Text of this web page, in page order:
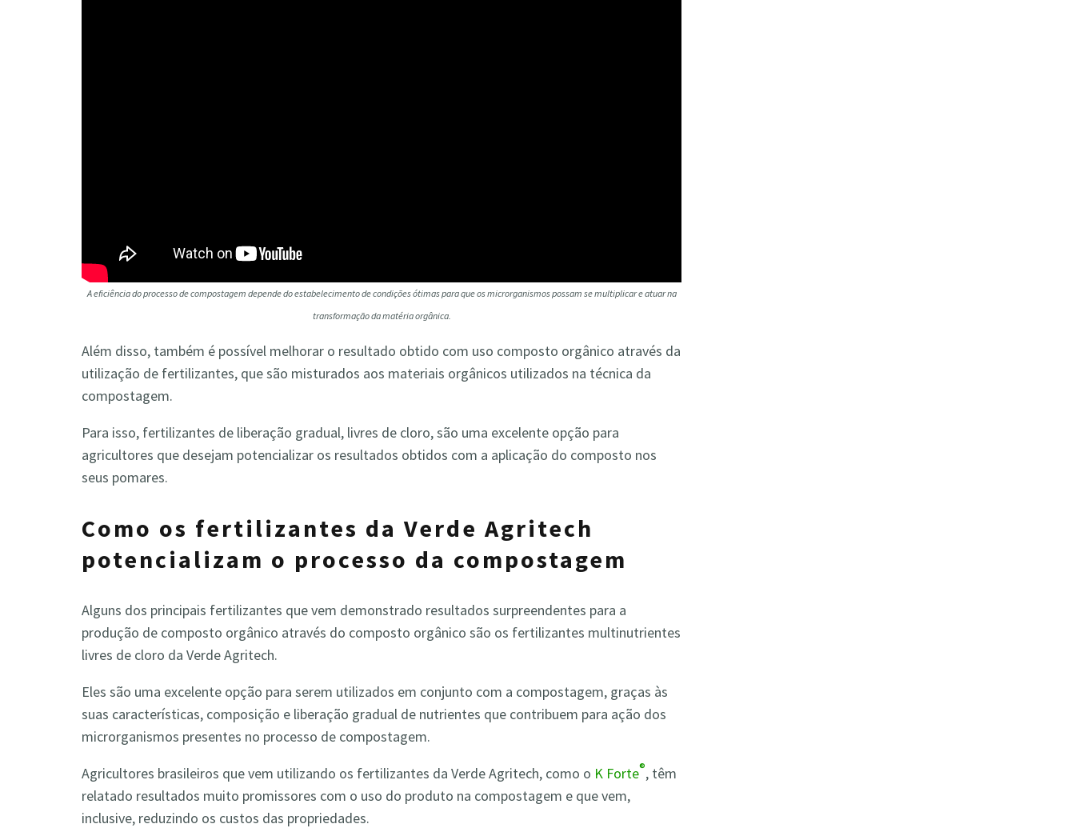
A eficiência do processo de compostagem depende do estabelecimento de condições ótimas para que os microrganismos possam se multiplicar e atuar na
transformação da matéria orgânica.
Além disso, também é possível melhorar o resultado obtido com uso composto orgânico através da
utilização de fertilizantes, que são misturados aos materiais orgânicos utilizados na técnica da
compostagem.
Para isso, fertilizantes de liberação gradual, livres de cloro, são uma excelente opção para
agricultores que desejam potencializar os resultados obtidos com a aplicação do composto nos
seus pomares.
Como os fertilizantes da Verde Agritech
potencializam o processo da compostagem
Alguns dos principais fertilizantes que vem demonstrado resultados surpreendentes para a
produção de composto orgânico através do composto orgânico são os fertilizantes multinutrientes
livres de cloro da Verde Agritech.
Eles são uma excelente opção para serem utilizados em conjunto com a compostagem, graças às
suas características, composição e liberação gradual de nutrientes que contribuem para ação dos
microrganismos presentes no processo de compostagem.
Agricultores brasileiros que vem utilizando os fertilizantes da Verde Agritech, como o K Forte®, têm
relatado resultados muito promissores com o uso do produto na compostagem e que vem,
inclusive, reduzindo os custos das propriedades.